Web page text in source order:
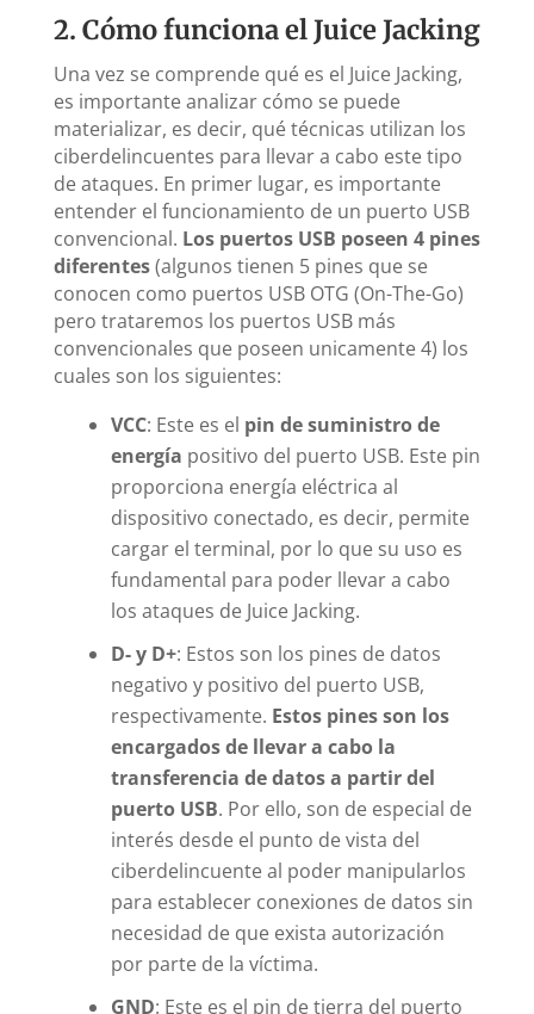
2. Cómo funciona el Juice Jacking
Una vez se comprende qué es el Juice Jacking,
es importante analizar cómo se puede
materializar, es decir, qué técnicas utilizan los
ciberdelincuentes para llevar a cabo este tipo
de ataques. En primer lugar, es importante
entender el funcionamiento de un puerto USB
convencional. Los puertos USB poseen 4 pines
diferentes(algunos tienen 5 pines que se
conocen como puertos USB OTG (On-The-Go)
pero trataremos los puertos USB más
convencionales que poseen unicamente 4) los
cuales son los siguientes:
VCC: Este es el pin de suministro de
energía positivo del puerto USB. Este pin
proporciona energía eléctrica al
dispositivo conectado, es decir, permite
cargar el terminal, por lo que su uso es
fundamental para poder llevar a cabo
los ataques de Juice Jacking.
D- y D+: Estos son los pines de datos
negativo y positivo del puerto USB,
respectivamente. Estos pines son los
encargados de llevar a cabo la
transferencia de datos a partir del
puerto USB. Por ello, son de especial de
interés desde el punto de vista del
ciberdelincuente al poder manipularlos
para establecer conexiones de datos sin
necesidad de que exista autorización
por parte de la víctima.
GND: Este es el pin de tierra del puerto